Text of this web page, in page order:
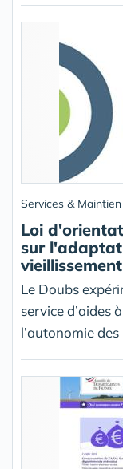
Services &
Loi
sur
vieillissement
Le Doubs
service d’aides
l’autonomie